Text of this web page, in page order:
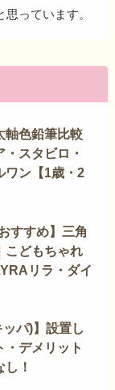
っています。
軸色鉛筆比較
・スタビロ・
ワン【1歳・2
すすめ】三角
こどもちゃれ
リラ・ダイ
ッパ)】設置し
・デメリット
し！